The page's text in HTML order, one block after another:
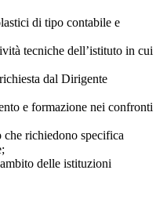
di tipo contabile e
tecniche dell’istituto in cui
dal Dirigente
e formazione nei confronti
richiedono specifica
delle istituzioni